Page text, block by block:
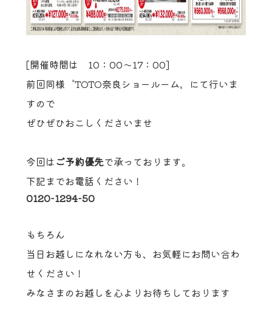
[開催時間は 10：00～17：00]
前回同様〝TOTO奈良ショールーム〟にて行いま
すので
ぜひぜひおこしくださいませ
今回はご予約優先で承っております。
下記までお電話ください！
0120-1294-50
もちろん
当日お越しになれない方も、お気軽にお問い合わ
せください！
みなさまのお越しを心よりお待ちしております